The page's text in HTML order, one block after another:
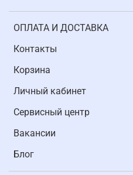
ОПЛАТА И ДОСТАВКА
Контакты
Корзина
Личный кабинет
Cервисный центр
Вакансии
Блог